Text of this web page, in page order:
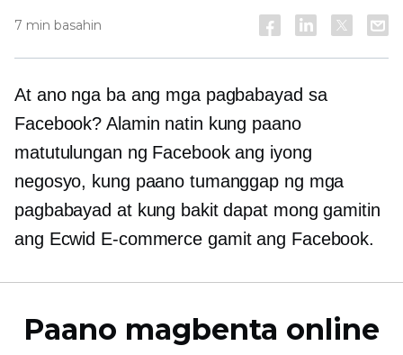
7 min basahin
At ano nga ba ang mga pagbabayad sa
Facebook? Alamin natin kung paano
matutulungan ng Facebook ang iyong
negosyo, kung paano tumanggap ng mga
pagbabayad at kung bakit dapat mong gamitin
ang Ecwid E-commerce gamit ang Facebook.
Paano magbenta online